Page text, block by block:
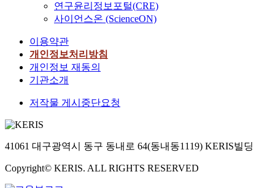
연구윤리정보포털(CRE)
사이언스온 (ScienceON)
이용약관
개인정보처리방침
개인정보 재동의
기관소개
저작물 게시중단요청
41061 대구광역시 동구 동내로 64(동내동1119) KERIS빌딩
Copyright© KERIS. ALL RIGHTS RESERVED